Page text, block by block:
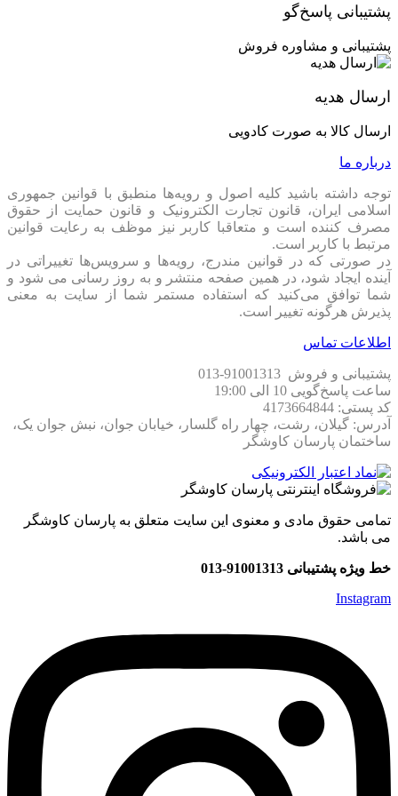
ناسازگاری یا مشکلات فنی، می‌توانید بازی کنید.
قابلیت ارتقاپذیری و سینک بودن قطعات
این سیستم کاملاً قابلیت ارتقاء دارد و همه قطعات با هم سینک
هستند تا عملکرد، کارایی و ظاهر هماهنگی بی‌نظیر داشته باشد.
سیستم Cooler Master Pro
با گارانتی معتبر و پشتیبانی حرفه‌ای
عرضه می‌شود. هر زمان که مشکلی پیش بیاید، خدمات پس از
فروش در دسترس شماست.
سیستمCooler Master Pro
Core i5-13400F
32GB
DDR5 6200MHz، کارت گرافیک RTX 5070 12GB DDR7و
حافظه SSD1TB
ترکیبی از قدرت، زیبایی و کارایی است که تجربه
گیمینگ حرفه‌ای را به شما هدیه می‌دهد.
قطعات اصلی سیستم:
مادربرد:Asrock B760M HDV
پردازنده:Core i5-13400F
رم:CORSAIR VENGEANCE PRO 32GB DDR5
6200MHz
کارت گرافیک:
حافظه SSD:
منبع تغذیه:750 وات
خنک‌کننده:
Cooler Master HYPER 212 HALO WHITE
Aircooling
کیس:COOLERMASTER QUBE 500
پشتیبانی پاسخ‌گو
پشتیبانی و مشاوره فروش
ارسال هدیه
ارسال کالا به صورت کادویی
درباره ما
توجه داشته باشید کلیه اصول و رویه‏‌ها منطبق با قوانین جمهوری
اسلامی ایران، قانون تجارت الکترونیک و قانون حمایت از حقوق
مصرف کننده است و متعاقبا کاربر نیز موظف به رعایت قوانین
مرتبط با کاربر است.
در صورتی که در قوانین مندرج، رویه‏‌ها و سرویس‏‌ها تغییراتی در
آینده ایجاد شود، در همین صفحه منتشر و به روز رسانی می شود و
شما توافق می‏‌کنید که استفاده مستمر شما از سایت به معنی
پذیرش هرگونه تغییر است.
اطلاعات تماس
پشتیبانی و فروش 91001313-013
ساعت پاسخ‌گویی 10 الی 19:00
کد پستی: 4173664844
آدرس: گیلان، رشت، چهار راه گلسار، خیابان جوان، نبش جوان یک،
ساختمان پارسان کاوشگر
تمامی حقوق مادی و معنوی این سایت متعلق به پارسان کاوشگر
می باشد.
خط ویژه پشتیبانی 91001313-013
Instagram